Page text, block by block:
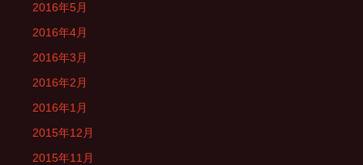
2016年5月
2016年4月
2016年3月
2016年2月
2016年1月
2015年12月
2015年11月